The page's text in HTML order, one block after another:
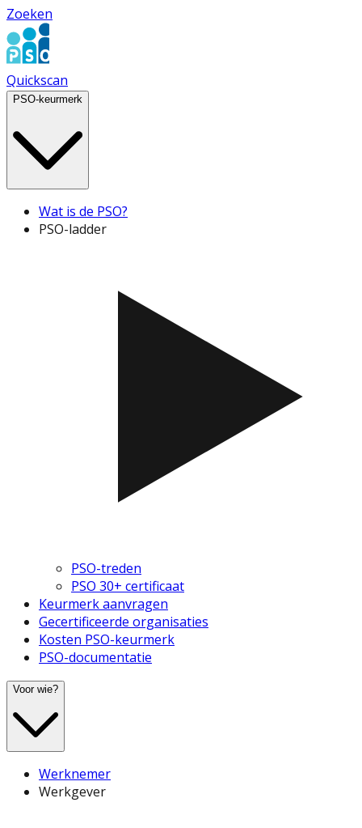
Zoeken
Quickscan
PSO-keurmerk
Wat is de PSO?
PSO-ladder
PSO-treden
PSO 30+ certificaat
Keurmerk aanvragen
Gecertificeerde organisaties
Kosten PSO-keurmerk
PSO-documentatie
Voor wie?
Werknemer
Werkgever